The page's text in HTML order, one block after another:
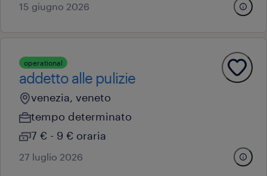
15 giugno 2026
operational
addetto alle pulizie
venezia, veneto
tempo determinato
7 € - 9 € oraria
27 luglio 2026